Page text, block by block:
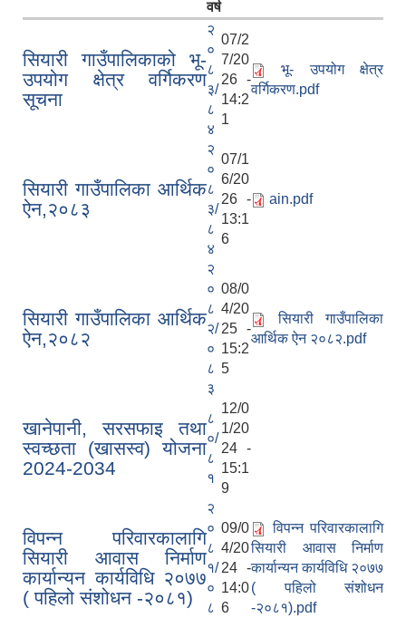
वर्ष
सियारी गाउँपालिकाको भू-
उपयोग क्षेत्र वर्गिकरण
सूचना
२
०
८
३/
८
४
07/2
7/20
26 -
14:2
1
भू- उपयोग क्षेत्र
वर्गिकरण.pdf
सियारी गाउँपालिका आर्थिक
ऐन,२०८३
२
०
८
३/
८
४
07/1
6/20
26 -
13:1
6
ain.pdf
सियारी गाउँपालिका आर्थिक
ऐन,२०८२
२
०
८
२/
०
८
३
08/0
4/20
25 -
15:2
5
सियारी गाउँपालिका
आर्थिक ऐन २०८२.pdf
खानेपानी, सरसफाइ तथा
स्वच्छता (खासस्व) योजना
2024-2034
८
०/
८
१
12/0
1/20
24 -
15:1
9
विपन्न परिवारकालागि
सियारी आवास निर्माण
कार्यान्यन कार्यविधि २०७७
( पहिलो संशोधन -२०८१)
२
०
८
१/
०
८
09/0
4/20
24 -
14:0
6
विपन्न परिवारकालागि
सियारी आवास निर्माण
कार्यान्यन कार्यविधि २०७७
( पहिलो संशोधन
-२०८१).pdf